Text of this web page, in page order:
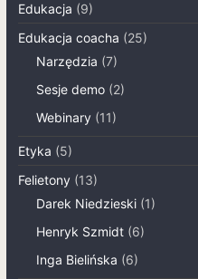
Edukacja (9)
Edukacja coacha (25)
Narzędzia (7)
Sesje demo(2)
Webinary(11)
Etyka (5)
Felietony(13)
Darek Niedzieski(1)
Henryk Szmidt(6)
Inga Bielińska (6)